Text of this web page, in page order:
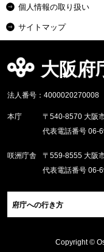
個人情報の取り扱い
サイトマップ
大阪府
法人番号：4000020270008
本庁
〒540-8570 大阪
代表電話番号 06-
咲洲庁舎
〒559-8555 大阪
代表電話番号 06-
府庁への行き方
Copyright ©